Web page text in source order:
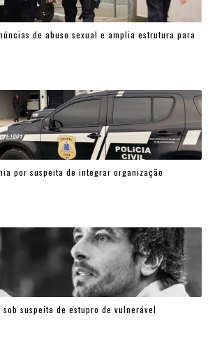
de abuso sexual e amplia estrutura para
por suspeita de integrar organização
suspeita de estupro de vulnerável